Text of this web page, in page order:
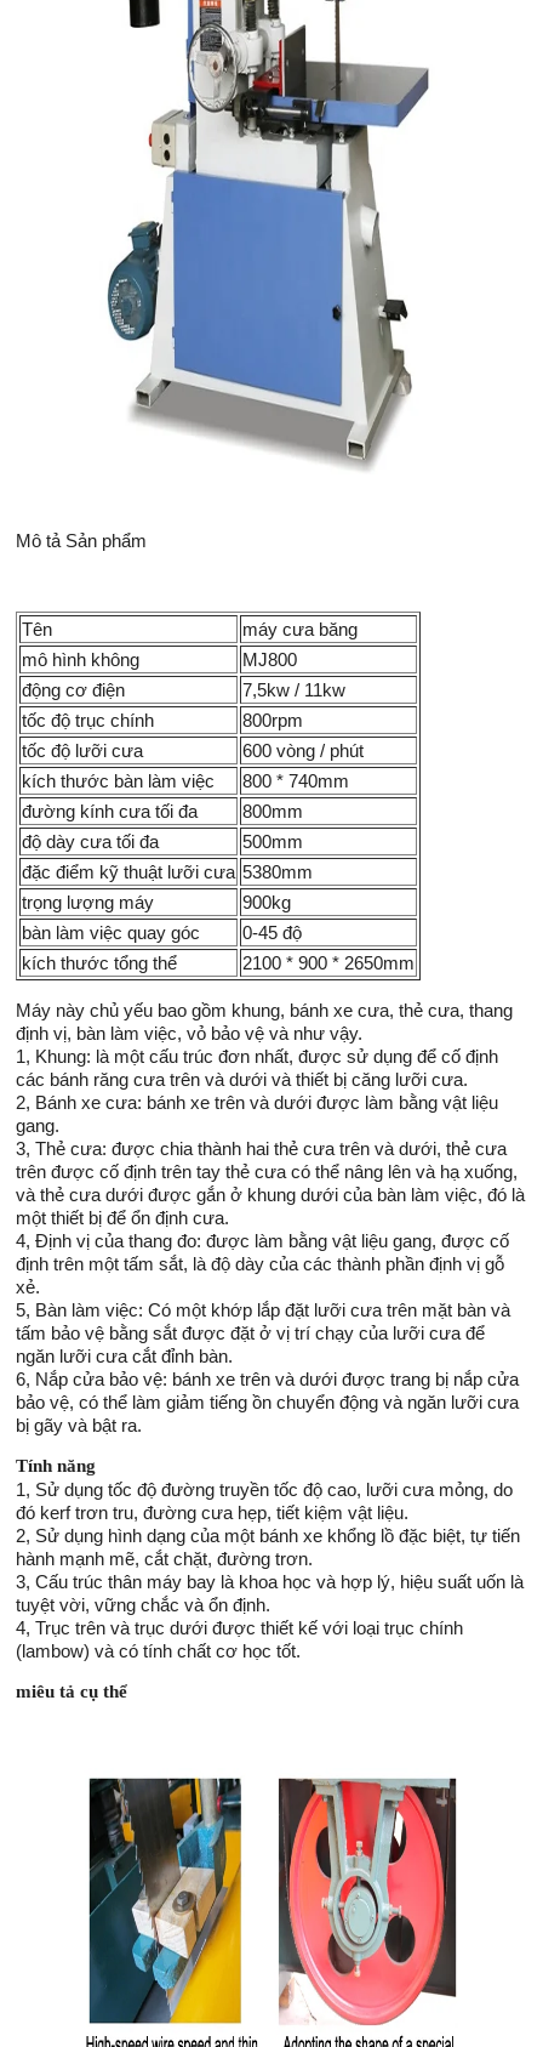
Mô tả Sản phẩm
Tên
máy cưa băng
mô hình không
MJ800
động cơ điện
7,5kw / 11kw
tốc độ trục chính
800rpm
tốc độ lưỡi cưa
600 vòng / phút
kích thước bàn làm việc
800 * 740mm
đường kính cưa tối đa
800mm
độ dày cưa tối đa
500mm
đặc điểm kỹ thuật lưỡi cưa 5380mm
trọng lượng máy
900kg
bàn làm việc quay góc
0-45 độ
kích thước tổng thể
2100 * 900 * 2650mm
Máy này chủ yếu bao gồm khung, bánh xe cưa, thẻ cưa, thang
định vị, bàn làm việc, vỏ bảo vệ và như vậy.
1, Khung: là một cấu trúc đơn nhất, được sử dụng để cố định
các bánh răng cưa trên và dưới và thiết bị căng lưỡi cưa.
2, Bánh xe cưa: bánh xe trên và dưới được làm bằng vật liệu
gang.
3, Thẻ cưa: được chia thành hai thẻ cưa trên và dưới, thẻ cưa
trên được cố định trên tay thẻ cưa có thể nâng lên và hạ xuống,
và thẻ cưa dưới được gắn ở khung dưới của bàn làm việc, đó là
một thiết bị để ổn định cưa.
4, Định vị của thang đo: được làm bằng vật liệu gang, được cố
định trên một tấm sắt, là độ dày của các thành phần định vị gỗ
xẻ.
5, Bàn làm việc: Có một khớp lắp đặt lưỡi cưa trên mặt bàn và
tấm bảo vệ bằng sắt được đặt ở vị trí chạy của lưỡi cưa để
ngăn lưỡi cưa cắt đỉnh bàn.
6, Nắp cửa bảo vệ: bánh xe trên và dưới được trang bị nắp cửa
bảo vệ, có thể làm giảm tiếng ồn chuyển động và ngăn lưỡi cưa
bị gãy và bật ra.
Tính năng
1, Sử dụng tốc độ đường truyền tốc độ cao, lưỡi cưa mỏng, do
đó kerf trơn tru, đường cưa hẹp, tiết kiệm vật liệu.
2, Sử dụng hình dạng của một bánh xe khổng lồ đặc biệt, tự tiến
hành mạnh mẽ, cắt chặt, đường trơn.
3, Cấu trúc thân máy bay là khoa học và hợp lý, hiệu suất uốn là
tuyệt vời, vững chắc và ổn định.
4, Trục trên và trục dưới được thiết kế với loại trục chính
(lambow) và có tính chất cơ học tốt.
miêu tả cụ thể